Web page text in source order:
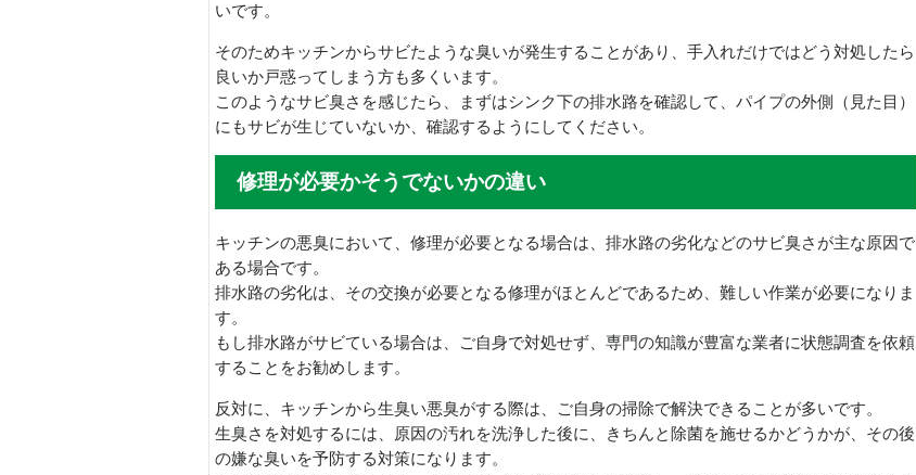
いです。
そのためキッチンからサビたような臭いが発生することがあり、手入れだけではどう対処したら
良いか戸惑ってしまう方も多くいます。
このようなサビ臭さを感じたら、まずはシンク下の排水路を確認して、パイプの外側（見た目）
にもサビが生じていないか、確認するようにしてください。
修理が必要かそうでないかの違い
キッチンの悪臭において、修理が必要となる場合は、排水路の劣化などのサビ臭さが主な原因で
ある場合です。
排水路の劣化は、その交換が必要となる修理がほとんどであるため、難しい作業が必要になりま
す。
もし排水路がサビている場合は、ご自身で対処せず、専門の知識が豊富な業者に状態調査を依頼
することをお勧めします。
反対に、キッチンから生臭い悪臭がする際は、ご自身の掃除で解決できることが多いです。
生臭さを対処するには、原因の汚れを洗浄した後に、きちんと除菌を施せるかどうかが、その後
の嫌な臭いを予防する対策になります。